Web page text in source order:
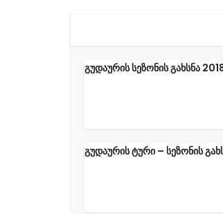
გუდაურის სეზონის გახსნა
გუდაურის ტური – სეზონის